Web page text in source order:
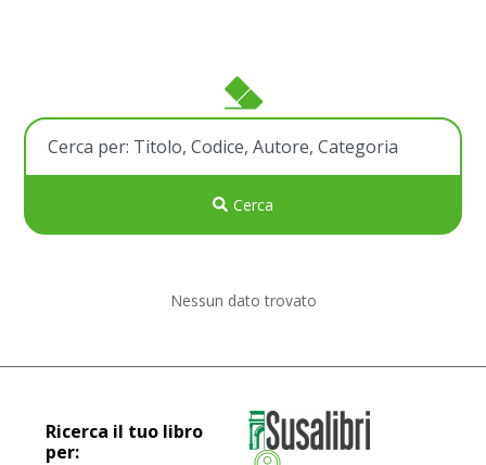
Cerca
Nessun dato trovato
Ricerca il tuo libro
per: